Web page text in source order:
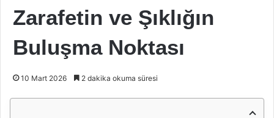
Zarafetin ve Şıklığın
Buluşma Noktası
10 Mart 2026 2 dakika okuma süresi